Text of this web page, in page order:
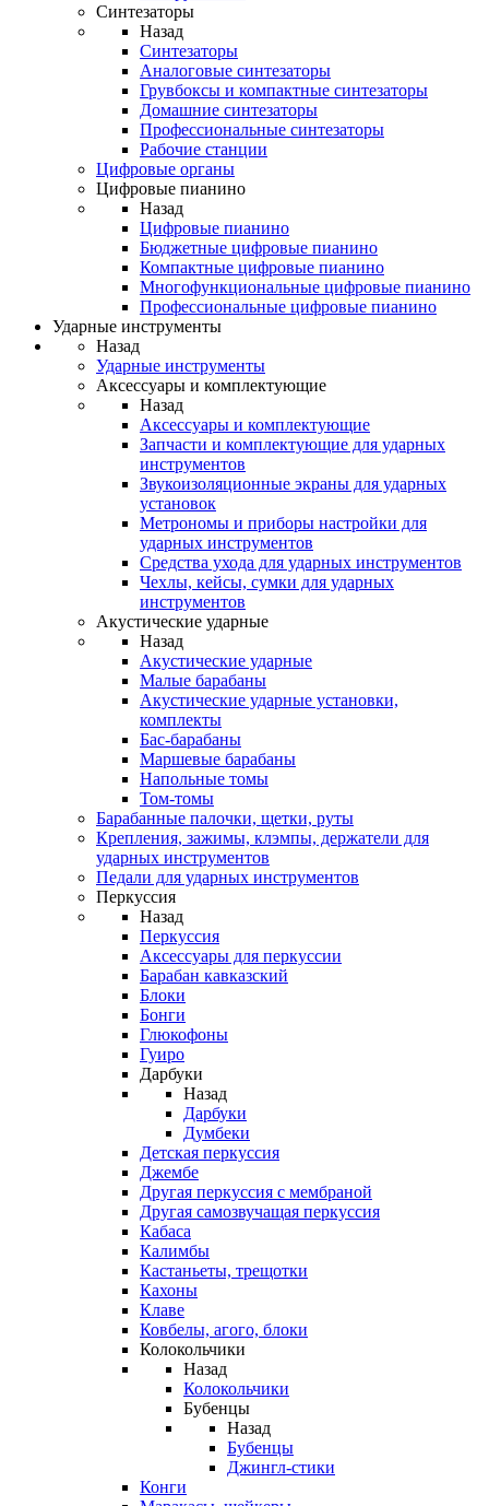
Синтезаторы
Назад
Синтезаторы
Аналоговые синтезаторы
Грувбоксы и компактные синтезаторы
Домашние синтезаторы
Профессиональные синтезаторы
Рабочие станции
Цифровые органы
Цифровые пианино
Назад
Цифровые пианино
Бюджетные цифровые пианино
Компактные цифровые пианино
Многофункциональные цифровые пианино
Профессиональные цифровые пианино
Ударные инструменты
Назад
Ударные инструменты
Аксессуары и комплектующие
Назад
Аксессуары и комплектующие
Запчасти и комплектующие для ударных
инструментов
Звукоизоляционные экраны для ударных
установок
Метрономы и приборы настройки для
ударных инструментов
Средства ухода для ударных инструментов
Чехлы, кейсы, сумки для ударных
инструментов
Акустические ударные
Назад
Акустические ударные
Mалые барабаны
Акустические ударные установки,
комплекты
Бас-барабаны
Маршевые барабаны
Напольные томы
Том-томы
Барабанные палочки, щетки, руты
Крепления, зажимы, клэмпы, держатели для
ударных инструментов
Педали для ударных инструментов
Перкуссия
Назад
Перкуссия
Аксессуары для перкуссии
Барабан кавказский
Блоки
Бонги
Глюкофоны
Гуиро
Дарбуки
Назад
Дарбуки
Думбеки
Детская перкуссия
Джембе
Другая перкуссия с мембраной
Другая самозвучащая перкуссия
Кабаса
Калимбы
Кастаньеты, трещотки
Кахоны
Клаве
Ковбелы, агого, блоки
Колокольчики
Назад
Колокольчики
Бубенцы
Назад
Бубенцы
Джингл-стики
Конги